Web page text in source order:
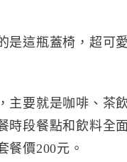
是這瓶蓋椅，超可
主要就是咖啡、茶
時段餐點和飲料全
餐價200元。